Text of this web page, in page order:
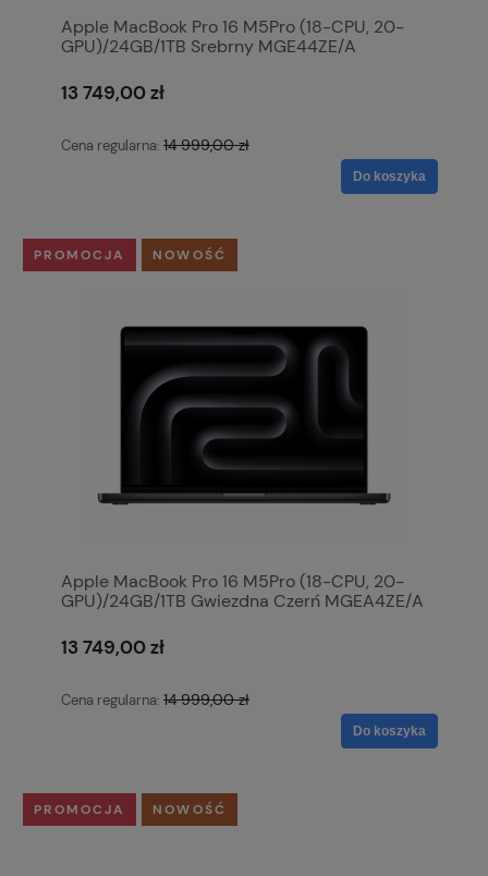
Apple MacBook Pro 16 M5Pro (18-CPU, 20-
GPU)/24GB/1TB Srebrny MGE44ZE/A
13 749,00 zł
Cena regularna: 14 999,00 zł
Do koszyka
Apple MacBook Pro 16 M5Pro (18-CPU, 20-
GPU)/24GB/1TB Gwiezdna Czerń MGEA4ZE/A
13 749,00 zł
Cena regularna: 14 999,00 zł
Do koszyka
PROMOCJA NOWOŚĆ
PROMOCJA NOWOŚĆ